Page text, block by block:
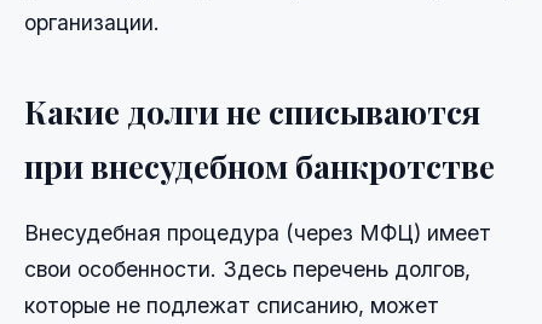
организации.
Какие долги не списываются
при внесудебном банкротстве
Внесудебная процедура (через МФЦ) имеет
свои особенности. Здесь перечень долгов,
которые не подлежат списанию, может